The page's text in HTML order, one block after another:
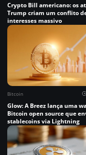
Crypto Bill americano: os
Trump criam um conflito
interesses massivo
Bitcoin
Glow: A Breez lança uma
Bitcoin open source que
stablecoins via Lightning